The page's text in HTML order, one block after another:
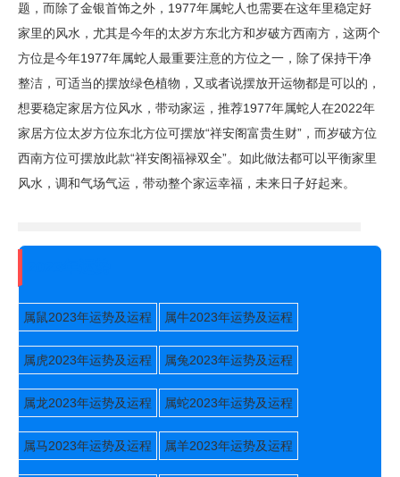
题，而除了金银首饰之外，1977年属蛇人也需要在这年里稳定好
家里的风水，尤其是今年的太岁方东北方和岁破方西南方，这两个
方位是今年1977年属蛇人最重要注意的方位之一，除了保持干净
整洁，可适当的摆放绿色植物，又或者说摆放开运物都是可以的，
想要稳定家居方位风水，带动家运，推荐1977年属蛇人在2022年
家居方位太岁方位东北方位可摆放“祥安阁富贵生财”，而岁破方位
西南方位可摆放此款“祥安阁福禄双全”。如此做法都可以平衡家里
风水，调和气场气运，带动整个家运幸福，未来日子好起来。
属鼠2023年运势及运程 属牛2023年运势及运程
属虎2023年运势及运程 属兔2023年运势及运程
属龙2023年运势及运程 属蛇2023年运势及运程
属马2023年运势及运程 属羊2023年运势及运程